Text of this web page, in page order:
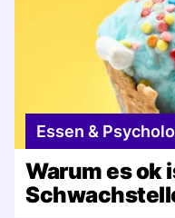
Essen &
Warum es ok